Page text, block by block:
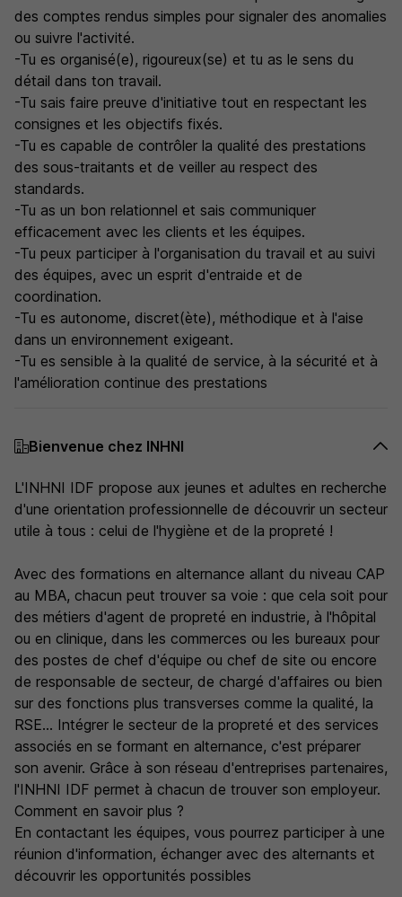
des comptes rendus simples pour signaler des anomalies
ou suivre l'activité.
-Tu es organisé(e), rigoureux(se) et tu as le sens du
détail dans ton travail.
-Tu sais faire preuve d'initiative tout en respectant les
consignes et les objectifs fixés.
-Tu es capable de contrôler la qualité des prestations
des sous-traitants et de veiller au respect des
standards.
-Tu as un bon relationnel et sais communiquer
efficacement avec les clients et les équipes.
-Tu peux participer à l'organisation du travail et au suivi
des équipes, avec un esprit d'entraide et de
coordination.
-Tu es autonome, discret(ète), méthodique et à l'aise
dans un environnement exigeant.
-Tu es sensible à la qualité de service, à la sécurité et à
l'amélioration continue des prestations
Bienvenue chez INHNI
L'INHNI IDF propose aux jeunes et adultes en recherche
d'une orientation professionnelle de découvrir un secteur
utile à tous : celui de l'hygiène et de la propreté !
Avec des formations en alternance allant du niveau CAP
au MBA, chacun peut trouver sa voie : que cela soit pour
des métiers d'agent de propreté en industrie, à l'hôpital
ou en clinique, dans les commerces ou les bureaux pour
des postes de chef d'équipe ou chef de site ou encore
de responsable de secteur, de chargé d'affaires ou bien
sur des fonctions plus transverses comme la qualité, la
RSE... Intégrer le secteur de la propreté et des services
associés en se formant en alternance, c'est préparer
son avenir. Grâce à son réseau d'entreprises partenaires,
l'INHNI IDF permet à chacun de trouver son employeur.
Comment en savoir plus ?
En contactant les équipes, vous pourrez participer à une
réunion d'information, échanger avec des alternants et
découvrir les opportunités possibles